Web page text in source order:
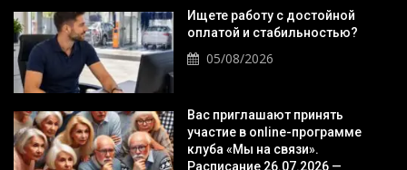
Ищете работу с достойной
оплатой и стабильностью?
05/08/2026
Вас приглашают принять
участие в online-программе
клуба «Мы на связи».
Расписание 26.07.2026 —